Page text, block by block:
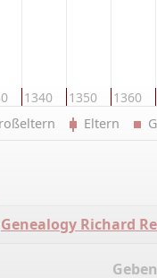
1340 1350 1360
Eltern
Genealogy Richard